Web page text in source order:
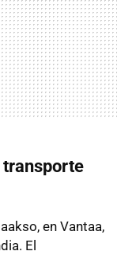
transporte
en Vantaa,
El